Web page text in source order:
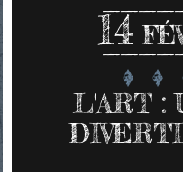
14
L'ART :